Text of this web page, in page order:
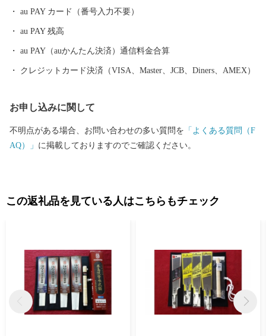
一)ほか、「三木ホースランドパーク」「山田錦の館」「吉川温泉
ど、観光資源も多彩なものがあります。
au PAY カード（番号入力不要）
au PAY 残高
au PAY（auかんたん決済）通信料金合算
クレジットカード決済（VISA、Master、JCB、Diners、AMEX）
お申し込みに関して
不明点がある場合、お問い合わせの多い質問を 「よくある質問（F
AQ）」 に掲載しておりますのでご確認ください。
この返礼品を見ている人はこちらもチェック